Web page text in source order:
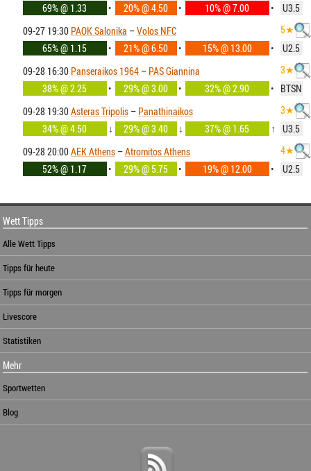
69% @ 1.33
• 20% @ 4.50 • 10% @ 7.00 •
U3.5
09-27 19:30 PAOK Salonika –Volos NFC
5★
65% @ 1.15
• 21% @ 6.50 • 15% @ 13.00 •
U2.5
09-28 16:30 Panseraikos 1964– PAS Giannina
3★
38% @ 2.25
• 29% @ 3.00 • 32% @ 2.90 • BTSN
09-28 19:30Asteras Tripolis– Panathinaikos
3★
34% @ 4.50
↓ 29% @ 3.40 ↓ 37% @ 1.65 ↑
U3.5
09-28 20:00AEK Athens–Atromitos Athens
4★
52% @ 1.17
• 29% @ 5.75 • 19% @ 12.00 • U2.5
Wett Tipps
Alle Wett Tipps
Tipps für heute
Tipps für morgen
Livescore
Statistiken
Mehr
Sportwetten
Blog